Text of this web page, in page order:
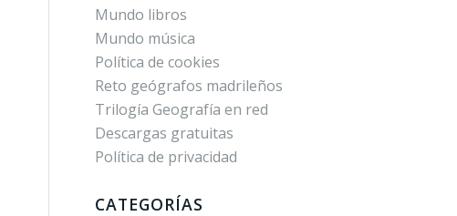
Mundo libros
Mundo música
Política de cookies
Reto geógrafos madrileños
Trilogía Geografía en red
Descargas gratuitas
Política de privacidad
CATEGORÍAS